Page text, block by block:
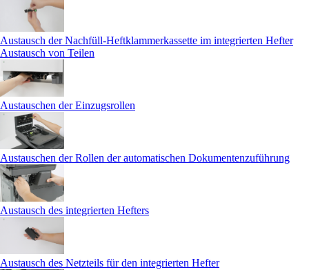
Austausch der Nachfüll-Heftklammerkassette im integrierten Hefter
Austausch von Teilen
Austauschen der Einzugsrollen
Austauschen der Rollen der automatischen Dokumentenzuführung
Austausch des integrierten Hefters
Austausch des Netzteils für den integrierten Hefter